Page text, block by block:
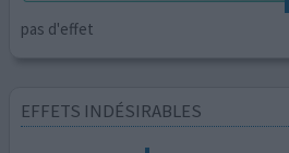
pas d'effet
EFFETS INDÉSIRABLES